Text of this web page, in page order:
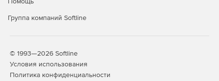
Группа компаний Softline
© 1993—2026 Softline
Условия использования
Политика конфиденциальности